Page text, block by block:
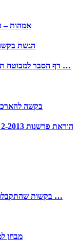
אמהות –
הגשת
דף הסבר למבוטח תהליך מינוי שמאי ועריכת שומת נזק בקרות מקרה …
בקשה
בקשות שהתקבלו בועדה לאישור הסכמים לנשיאת עוברים ומספר …
מבחן